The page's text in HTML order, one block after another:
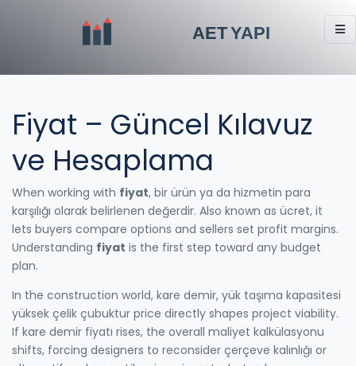
Fiyat – Güncel Kılavuz
ve Hesaplama
When working with fiyat, bir ürün ya da hizmetin para
karşılığı olarak belirlenen değerdir. Also known as ücret, it
lets buyers compare options and sellers set profit margins.
Understanding fiyat is the first step toward any budget
plan.
In the construction world, kare demir, yük taşıma kapasitesi
yüksek çelik çubuktur price directly shapes project viability.
If kare demir fiyatı rises, the overall maliyet kalkülasyonu
shifts, forcing designers to reconsider çerçeve kalınlığı or